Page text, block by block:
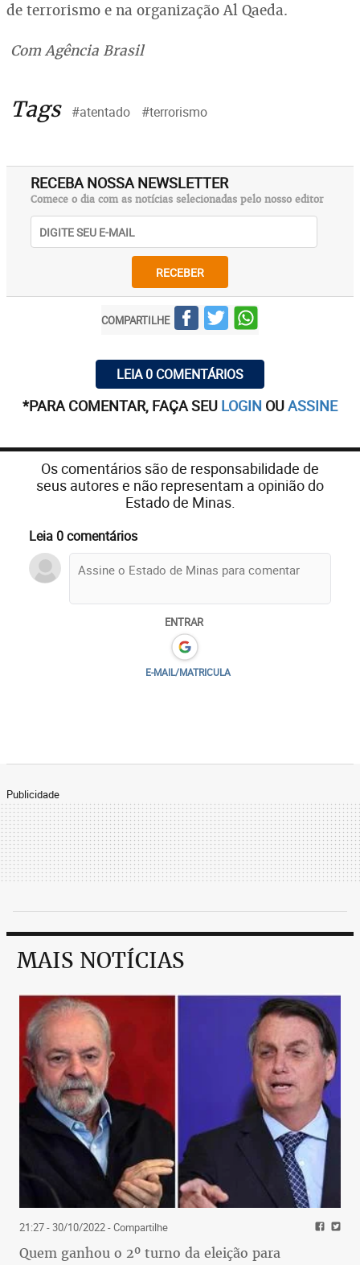
de terrorismo e na organização Al Qaeda.
Com Agência Brasil
Tags #atentado #terrorismo
RECEBA NOSSA NEWSLETTER
Comece o dia com as notícias selecionadas pelo nosso editor
RECEBER
COMPARTILHE
LEIA 0 COMENTÁRIOS
*PARA COMENTAR, FAÇA SEU LOGIN OUASSINE
Os comentários são de responsabilidade de
seus autores e não representam a opinião do
Estado de Minas.
Leia 0 comentários
ENTRAR
E-MAIL/MATRICULA
Publicidade
MAIS NOTÍCIAS
21:27 - 30/10/2022- Compartilhe
Quem ganhou o 2º turno da eleição para